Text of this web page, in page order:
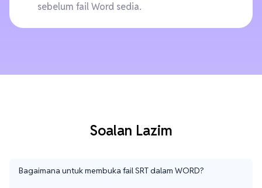
sebelum fail Word sedia.
Soalan Lazim
Bagaimana untuk membuka fail SRT dalam WORD?